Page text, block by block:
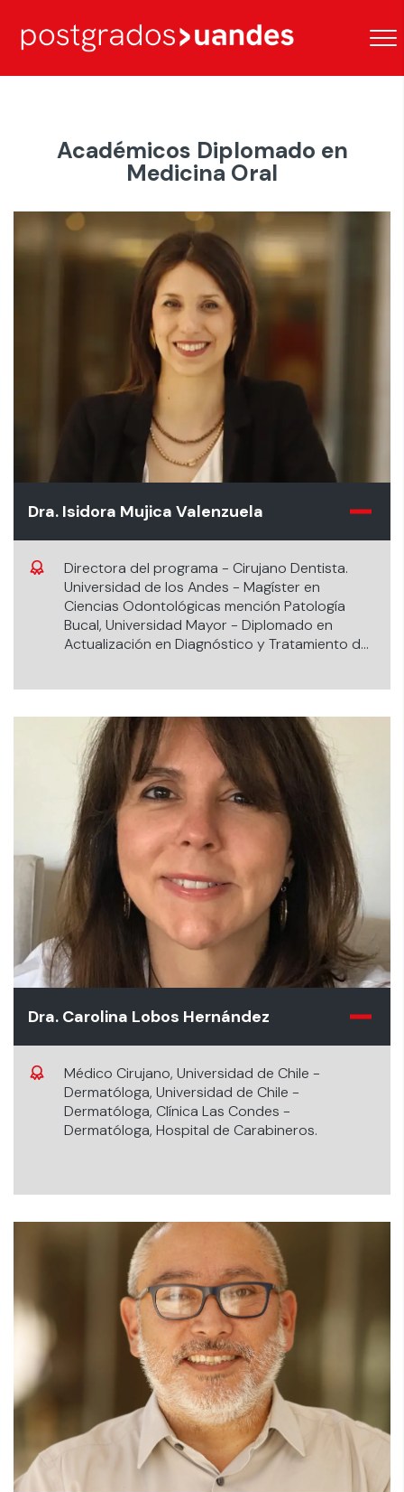
Académicos Diplomado en
Medicina Oral
Dra. Isidora Mujica Valenzuela
Directora del programa - Cirujano Dentista.
Universidad de los Andes - Magíster en
Ciencias Odontológicas mención Patología
Bucal, Universidad Mayor - Diplomado en
Actualización en Diagnóstico y Tratamiento de
Dra. Carolina Lobos Hernández
Médico Cirujano, Universidad de Chile -
Dermatóloga, Universidad de Chile -
Dermatóloga, Clínica Las Condes -
Dermatóloga, Hospital de Carabineros.